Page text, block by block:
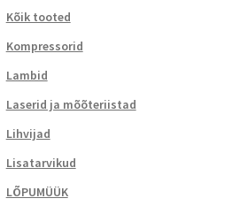
Kõik tooted
Kompressorid
Lambid
Laserid ja mõõteriistad
Lihvijad
Lisatarvikud
LÕPUMÜÜK